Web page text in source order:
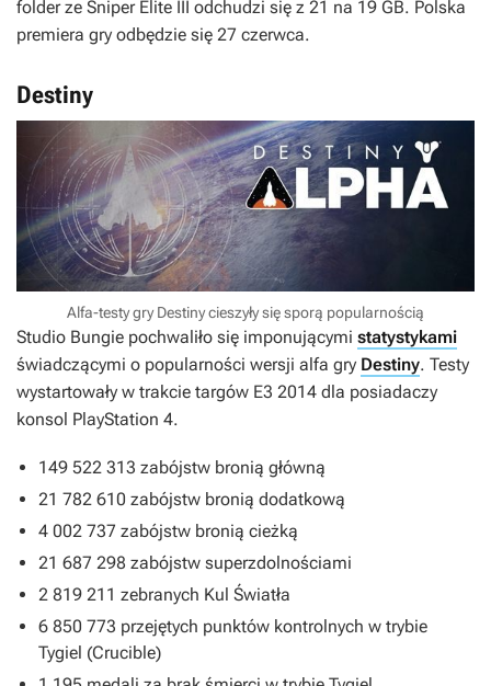
folder ze Sniper Elite III odchudzi się z 21 na 19 GB. Polska
premiera gry odbędzie się 27 czerwca.
Destiny
Alfa-testy gry Destiny cieszyły się sporą popularnością
Studio Bungie pochwaliło się imponującymi statystykami
świadczącymi o popularności wersji alfa gry Destiny. Testy
wystartowały w trakcie targów E3 2014 dla posiadaczy
konsol PlayStation 4.
149 522 313 zabójstw bronią główną
21 782 610 zabójstw bronią dodatkową
4 002 737 zabójstw bronią cieżką
21 687 298 zabójstw superzdolnościami
2 819 211 zebranych Kul Światła
6 850 773 przejętych punktów kontrolnych w trybie
Tygiel (Crucible)